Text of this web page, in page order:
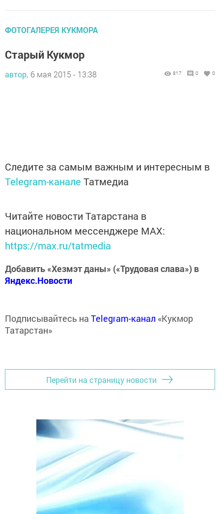
ФОТОГАЛЕРЕЯ КУКМОРА
Старый Кукмор
автор, 6 мая 2015 - 13:38 817 0 0
Следите за самым важным и интересным в
Telegram-канале Татмедиа
Читайте новости Татарстана в
национальном мессенджере MАХ:
https://max.ru/tatmedia
Добавить «Хезмэт даны» («Трудовая слава») в
Яндекс.Новости
Подписывайтесь на Telegram-канал «Кукмор
Татарстан»
Перейти на страницу новости